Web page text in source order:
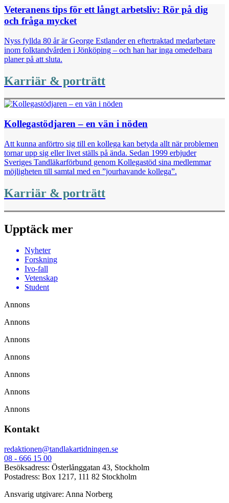
Veteranens tips för ett långt arbetsliv: Rör på dig
och fråga mycket
Nyss fyllda 80 år är George Estlander en eftertraktad medarbetare
inom folktandvården i Jönköping – och han har inga omedelbara
planer på att sluta.
Karriär & porträtt
Kollegastödjaren – en vän i nöden
Att kunna anförtro sig till en kollega kan betyda allt när problemen
tornar upp sig eller livet ställs på ända. Sedan 1999 erbjuder
Sveriges Tandläkar­förbund genom Kollegastöd sina medlemmar
möjligheten till samtal med en ”jourhavande kollega”.
Karriär & porträtt
Upptäck mer
Nyheter
Forskning
Ivo-fall
Vetenskap
Student
Annons
Annons
Annons
Annons
Annons
Annons
Annons
Kontakt
redaktionen@tandlakartidningen.se
08 - 666 15 00
Besöksadress: Österlånggatan 43, Stockholm
Postadress: Box 1217, 111 82 Stockholm
Ansvarig utgivare: Anna Norberg